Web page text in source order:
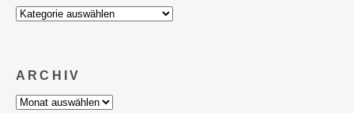
Kategorien
ARCHIV
Archiv